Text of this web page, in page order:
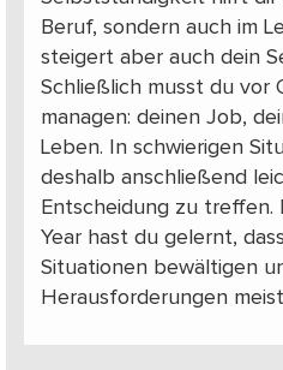
Beruf, sondern auch im
steigert aber auch dein
Schließlich musst du vor
managen: deinen Job,
Leben. In schwierigen
deshalb anschließend
Entscheidung zu treffen.
Year hast du gelernt,
Situationen bewältigen
Herausforderungen